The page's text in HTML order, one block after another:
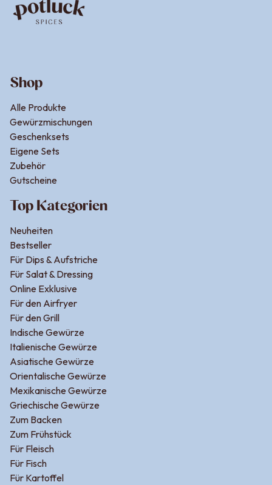
Shop
Alle Produkte
Gewürzmischungen
Geschenksets
Eigene Sets
Zubehör
Gutscheine
Top Kategorien
Neuheiten
Bestseller
Für Dips & Aufstriche
Für Salat & Dressing
Online Exklusive
Für den Airfryer
Für den Grill
Indische Gewürze
Italienische Gewürze
Asiatische Gewürze
Orientalische Gewürze
Mexikanische Gewürze
Griechische Gewürze
Zum Backen
Zum Frühstück
Für Fleisch
Für Fisch
Für Kartoffel